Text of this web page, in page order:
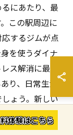
にあたり、最
この駅周辺に
するジムが点
を使うダイナ
ス解消に最適
り、日常生活
ょう。新しい
ずはジムを訪
けることをお
体験はこちら